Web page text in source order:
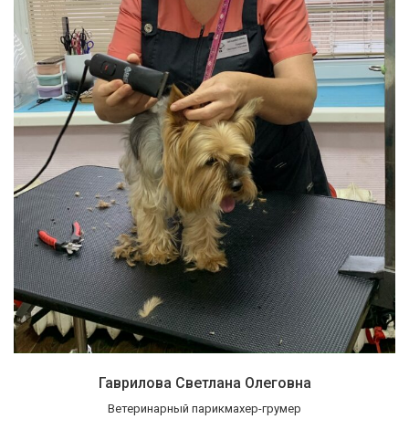
Гагарина Наталья Сергеевна
Ассистент ветеринарного врача